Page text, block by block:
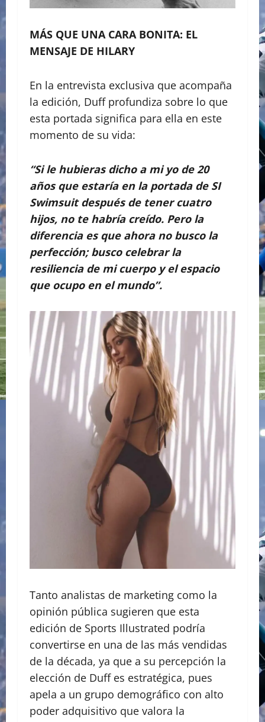
MÁS QUE UNA CARA BONITA: EL
MENSAJE DE HILARY
En la entrevista exclusiva que acompaña
la edición, Duff profundiza sobre lo que
esta portada significa para ella en este
momento de su vida:
“Si le hubieras dicho a mi yo de 20
años que estaría en la portada de SI
Swimsuit después de tener cuatro
hijos, no te habría creído. Pero la
diferencia es que ahora no busco la
perfección; busco celebrar la
resiliencia de mi cuerpo y el espacio
que ocupo en el mundo”.
Tanto analistas de marketing como la
opinión pública sugieren que esta
edición de Sports Illustrated podría
convertirse en una de las más vendidas
de la década, ya que a su percepción la
elección de Duff es estratégica, pues
apela a un grupo demográfico con alto
poder adquisitivo que valora la